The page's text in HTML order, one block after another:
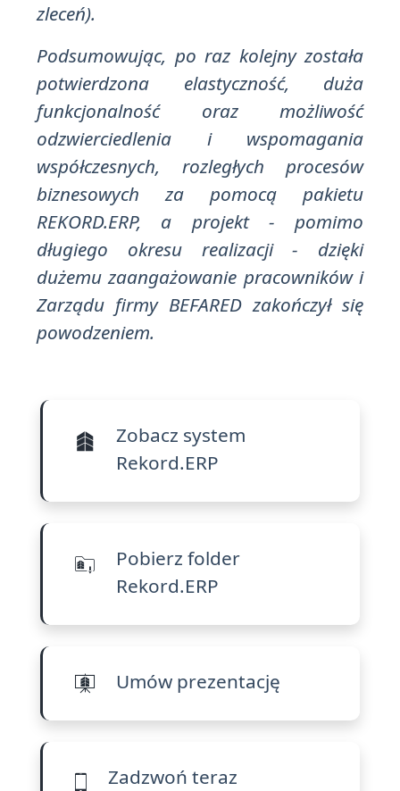
zleceń).
Podsumowując, po raz kolejny została
potwierdzona elastyczność, duża
funkcjonalność oraz możliwość
odzwierciedlenia i wspomagania
współczesnych, rozległych procesów
biznesowych za pomocą pakietu
REKORD.ERP, a projekt - pomimo
długiego okresu realizacji - dzięki
dużemu zaangażowanie pracowników i
Zarządu firmy BEFARED zakończył się
powodzeniem.
Zobacz system
Rekord.ERP
Pobierz folder
Rekord.ERP
Umów prezentację
Zadzwoń teraz